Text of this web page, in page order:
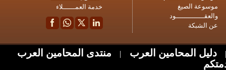
الصيغ
خدمة العمــــــلاء
المحامين العرب |
منتدى المحامين العرب